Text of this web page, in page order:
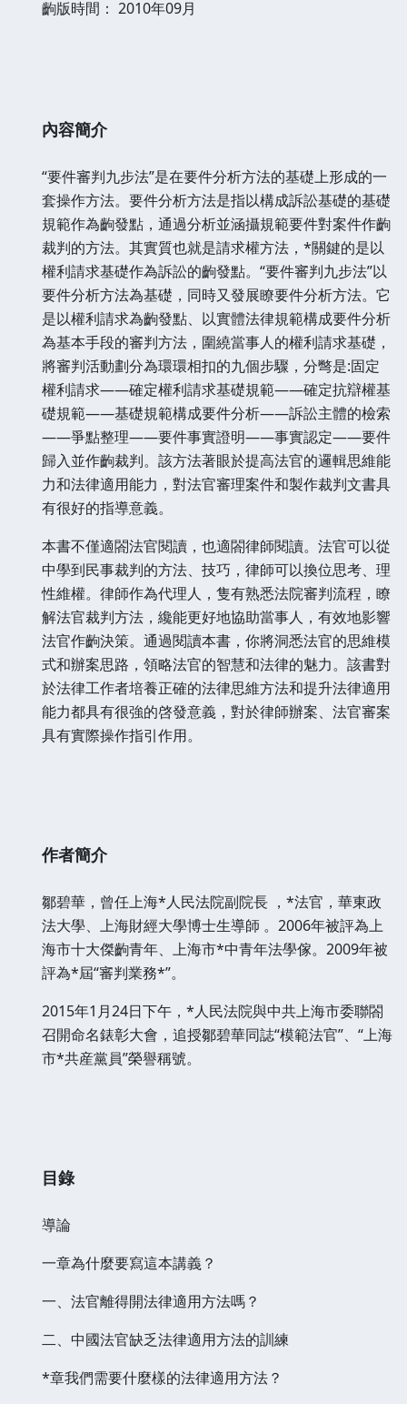
齣版時間： 2010年09月
內容簡介
“要件審判九步法”是在要件分析方法的基礎上形成的一
套操作方法。要件分析方法是指以構成訴訟基礎的基礎
規範作為齣發點，通過分析並涵攝規範要件對案件作齣
裁判的方法。其實質也就是請求權方法，*關鍵的是以
權利請求基礎作為訴訟的齣發點。“要件審判九步法”以
要件分析方法為基礎，同時又發展瞭要件分析方法。它
是以權利請求為齣發點、以實體法律規範構成要件分析
為基本手段的審判方法，圍繞當事人的權利請求基礎，
將審判活動劃分為環環相扣的九個步驟，分彆是:固定
權利請求——確定權利請求基礎規範——確定抗辯權基
礎規範——基礎規範構成要件分析——訴訟主體的檢索
——爭點整理——要件事實證明——事實認定——要件
歸入並作齣裁判。該方法著眼於提高法官的邏輯思維能
力和法律適用能力，對法官審理案件和製作裁判文書具
有很好的指導意義。
本書不僅適閤法官閱讀，也適閤律師閱讀。法官可以從
中學到民事裁判的方法、技巧，律師可以換位思考、理
性維權。律師作為代理人，隻有熟悉法院審判流程，瞭
解法官裁判方法，纔能更好地協助當事人，有效地影響
法官作齣決策。通過閱讀本書，你將洞悉法官的思維模
式和辦案思路，領略法官的智慧和法律的魅力。該書對
於法律工作者培養正確的法律思維方法和提升法律適用
能力都具有很強的啓發意義，對於律師辦案、法官審案
具有實際操作指引作用。
作者簡介
鄒碧華，曾任上海*人民法院副院長 ，*法官，華東政
法大學、上海財經大學博士生導師 。2006年被評為上
海市十大傑齣青年、上海市*中青年法學傢。2009年被
評為*屆“審判業務*”。
2015年1月24日下午，*人民法院與中共上海市委聯閤
召開命名錶彰大會，追授鄒碧華同誌“模範法官”、“上海
市*共産黨員”榮譽稱號。
目錄
導論
一章為什麼要寫這本講義？
一、法官離得開法律適用方法嗎？
二、中國法官缺乏法律適用方法的訓練
*章我們需要什麼樣的法律適用方法？